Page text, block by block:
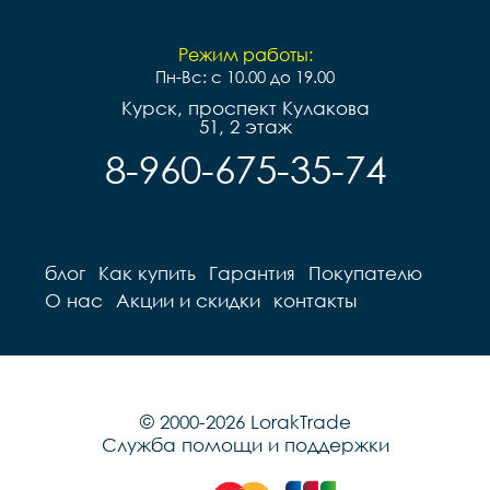
Режим работы:
Пн-Вс: с 10.00 до 19.00
Курск, проспект Кулакова
51, 2 этаж
8-960-675-35-74
блог Как купить Гарантия
Покупателю
О нас
Акции и скидки контакты
© 2000-2026 LorakTrade
Служба помощи и поддержки